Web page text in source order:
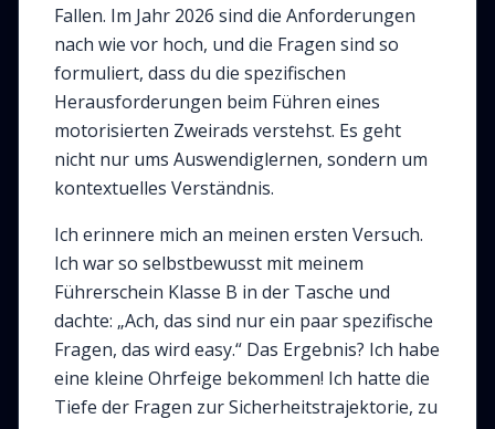
Fallen. Im Jahr 2026 sind die Anforderungen
nach wie vor hoch, und die Fragen sind so
formuliert, dass du die spezifischen
Herausforderungen beim Führen eines
motorisierten Zweirads verstehst. Es geht
nicht nur ums Auswendiglernen, sondern um
kontextuelles Verständnis.
Ich erinnere mich an meinen ersten Versuch.
Ich war so selbstbewusst mit meinem
Führerschein Klasse B in der Tasche und
dachte: „Ach, das sind nur ein paar spezifische
Fragen, das wird easy.“ Das Ergebnis? Ich habe
eine kleine Ohrfeige bekommen! Ich hatte die
Tiefe der Fragen zur Sicherheitstrajektorie, zu